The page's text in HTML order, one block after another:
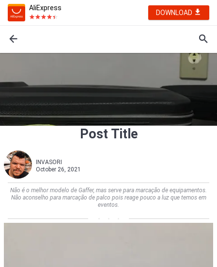
AliExpress
DOWNLOAD
Post Title
INVASORI
October 26, 2021
Não é o melhor modelo de Gaffer, mas serve para marcação de equipamentos.
Não aconselho para marcação de palco pois reage pouco a luz que temos em
eventos.